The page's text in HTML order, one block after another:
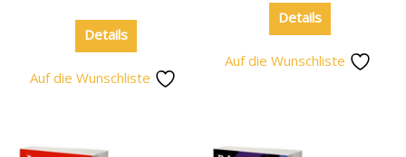
Details
Auf die Wunschliste
Details
Auf die Wunschliste